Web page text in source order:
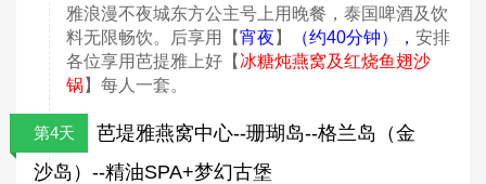
雅浪漫不夜城东方公主号上用晚餐，泰国啤酒及饮
料无限畅饮。后享用【宵夜 】 （约40分钟） ， 安排
各位享用芭提雅上好【 冰糖炖燕窝及红烧鱼翅沙
锅】每人一套。
第4天
芭堤雅燕窝中心--珊瑚岛--格兰岛（金
沙岛）--精油SPA+梦幻古堡